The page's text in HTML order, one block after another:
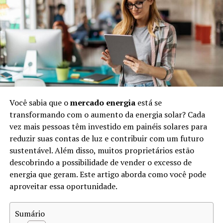
Estima-se que a extração irregular e ilegal de diamantes
de sangue tenha causado a morte de milhões de pessoas
ao longo das décadas. Esses diamantes impactam
comunidades inteiras, desestabilizando sociedades e
perpetuando a violência. O reconhecimento da
gravidade do problema levou a uma maior
governos para mitigar o impacto negativo destes
minerais preciosos.
Como Funciona o Rastreio de
Diamantes
rastreio de diamantesé um processo que visa
garantir a origem legítima dessas pedras preciosas.
Existem várias etapas no rastreamento, incluindo:
Você sabia que omercado energiaestá se
transformando com o aumento da energia solar? Cada
vez mais pessoas têm investido em painéis solares para
reduzir suas contas de luz e contribuir com um futuro
sustentável. Além disso, muitos proprietários estão
descobrindo a possibilidade de vender o excesso de
energia que geram. Este artigo aborda como você pode
aproveitar essa oportunidade.
Sumário